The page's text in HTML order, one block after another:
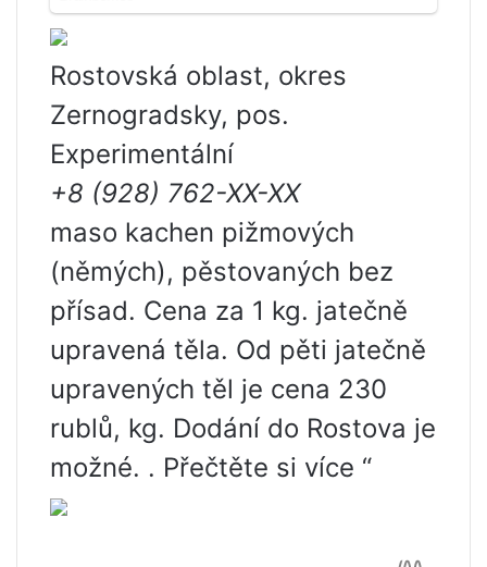
Rostovská oblast, okres
Zernogradsky, pos.
Experimentální
+8 (928) 762-XX-XX
maso kachen pižmových
(němých), pěstovaných bez
přísad. Cena za 1 kg. jatečně
upravená těla. Od pěti jatečně
upravených těl je cena 230
rublů, kg. Dodání do Rostova je
možné. . Přečtěte si více “